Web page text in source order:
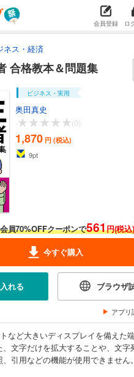
会員登録 ロ
ネス・経済
合格教本＆問題集
ビジネス・実用
奥田真史
-
(0)
1,870 円 (税込)
9pt
員70%OFFクーポンで561円(税込
今すぐ購入
れる ブラウザ
アプリ
など大きいディスプレイを備えた
文字だけを拡大することや、文字
引用などの機能が使用できません。